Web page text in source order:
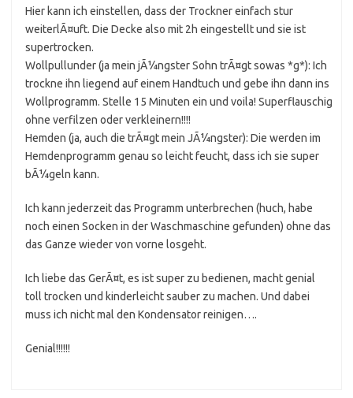
Hier kann ich einstellen, dass der Trockner einfach stur
weiterlÃ¤uft. Die Decke also mit 2h eingestellt und sie ist
supertrocken.
Wollpullunder (ja mein jÃ¼ngster Sohn trÃ¤gt sowas *g*): Ich
trockne ihn liegend auf einem Handtuch und gebe ihn dann ins
Wollprogramm. Stelle 15 Minuten ein und voila! Superflauschig
ohne verfilzen oder verkleinern!!!!
Hemden (ja, auch die trÃ¤gt mein JÃ¼ngster): Die werden im
Hemdenprogramm genau so leicht feucht, dass ich sie super
bÃ¼geln kann.
Ich kann jederzeit das Programm unterbrechen (huch, habe
noch einen Socken in der Waschmaschine gefunden) ohne das
das Ganze wieder von vorne losgeht.
Ich liebe das GerÃ¤t, es ist super zu bedienen, macht genial
toll trocken und kinderleicht sauber zu machen. Und dabei
muss ich nicht mal den Kondensator reinigen….
Genial!!!!!!